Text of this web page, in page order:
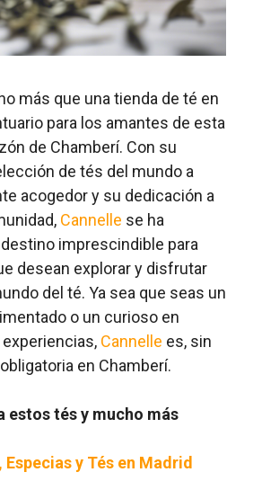
más que una tienda de té en
para los amantes de esta
de Chamberí. Con su
de tés del mundo a
acogedor y su dedicación a
Cannelle se ha
imprescindible para
desean explorar y disfrutar
del té. Ya sea que seas un
o un curioso en
Cannelle es, sin
en Chamberí.
estos tés y mucho más
Especias y Tés en Madrid